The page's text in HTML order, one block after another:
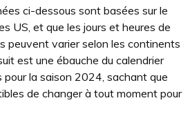
ci-dessous sont basées sur le
US, et que les jours et heures de
peuvent varier selon les continents
est une ébauche du calendrier
pour la saison 2024, sachant que
de changer à tout moment pour